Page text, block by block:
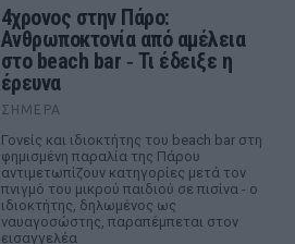
4χρονος στην Πάρο:
Ανθρωποκτονία από αμέλεια
στο beach bar ‑ Τι έδειξε η
έρευνα
ΣΉΜΕΡΑ
Γονείς και ιδιοκτήτης του beach bar στη
φημισμένη παραλία της Πάρου
αντιμετωπίζουν κατηγορίες μετά τον
πνιγμό του μικρού παιδιού σε πισίνα - ο
ιδιοκτήτης, δηλωμένος ως
ναυαγοσώστης, παραπέμπεται στον
εισαγγελέα